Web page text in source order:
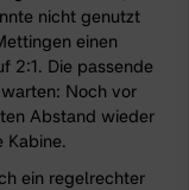
nicht genutzt
einen
2:1. Die passende
Noch vor
Abstand wieder
Kabine.
ein regelrechter